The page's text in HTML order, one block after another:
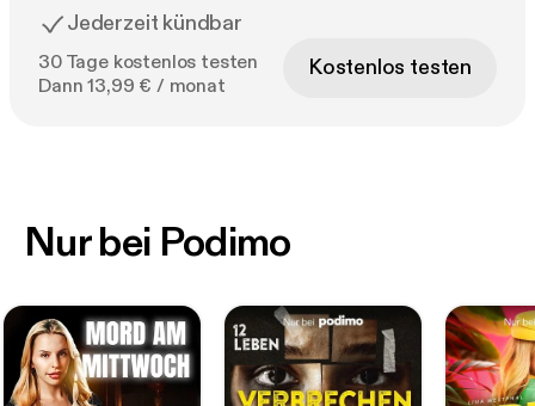
Jederzeit kündbar
30 Tage kostenlos testen
Dann 13,99 € / monat
Kostenlos testen
Nur bei Podimo